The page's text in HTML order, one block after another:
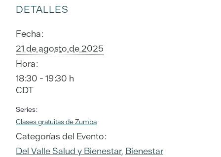
DETALLES
Fecha:
21 de agosto de 2025
Hora:
18:30 - 19:30 h
CDT
Series:
Clases gratuitas de Zumba
Categorías del Evento:
Del Valle Salud y Bienestar, Bienestar